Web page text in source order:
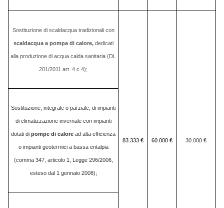
Sostituzione di scaldacqua tradizionali con
scaldacqua a pompa di calore, dedicati
alla produzione di acqua calda sanitaria (DL
201/2011 art. 4 c.4);
83.333 € 60.000 € 30.000 €
Sostituzione, integrale o parziale, di impianti
di climatizzazione invernale con impianti
dotati di pompe di calore ad alta efficienza
o impianti geotermici a bassa entalpia
(comma 347, articolo 1, Legge 296/2006,
esteso dal 1 gennaio 2008);